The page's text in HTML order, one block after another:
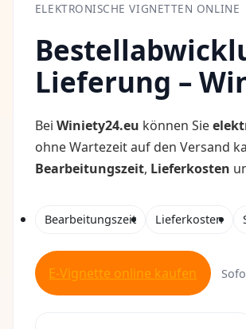
ELEKTRONISCHE VIGNETTEN ONLINE
Lieferung –
Bei Winiety24.eu können Sie
ohne Wartezeit auf den Versand
Bearbeitungszeit, Lieferkosten
Bearbeitungszeit Lieferkosten
E-Vignette online kaufen